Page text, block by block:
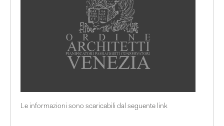
Le informazioni sono scaricabili dal seguente link